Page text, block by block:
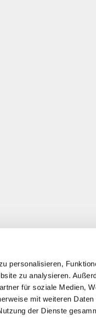
personalisieren,
zu analysieren.
für soziale Medien,
mit weiteren
der Dienste
ges. MwSt./ zzgl. Versand